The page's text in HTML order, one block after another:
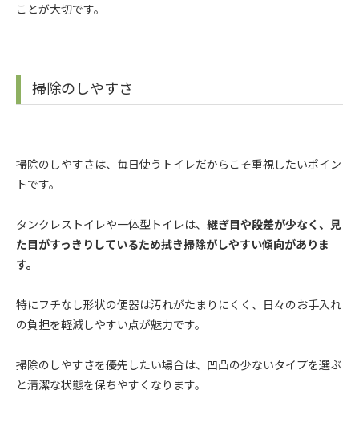
ことが大切です。
掃除のしやすさ
掃除のしやすさは、毎日使うトイレだからこそ重視したいポイン
トです。
タンクレストイレや一体型トイレは、 継ぎ目や段差が少なく、見
た目がすっきりしているため拭き掃除がしやすい傾向がありま
す。
特にフチなし形状の便器は汚れがたまりにくく、日々のお手入れ
の負担を軽減しやすい点が魅力です。
掃除のしやすさを優先したい場合は、凹凸の少ないタイプを選ぶ
と清潔な状態を保ちやすくなります。